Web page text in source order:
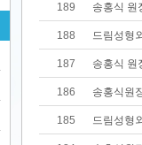
189 송홍식 원
188 드림성형
187 송홍식 원
186 송홍식원
185 드림성형